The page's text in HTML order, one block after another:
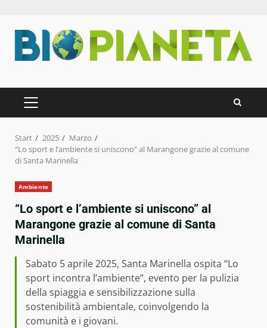
Inhalt
springen
PRIMÄRES
MENÜ
Start 2025
Marzo
“Lo sport e l’ambiente si uniscono” al Marangone grazie al comune
di Santa Marinella
Ambiente
“Lo sport e l’ambiente si uniscono” al
Marangone grazie al comune di Santa
Marinella
Sabato 5 aprile 2025, Santa Marinella ospita “Lo
sport incontra l’ambiente”, evento per la pulizia
della spiaggia e sensibilizzazione sulla
sostenibilità ambientale, coinvolgendo la
comunità e i giovani.